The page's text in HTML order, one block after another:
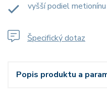
vyšší podiel metionínu
Špecifický dotaz
Popis produktu a